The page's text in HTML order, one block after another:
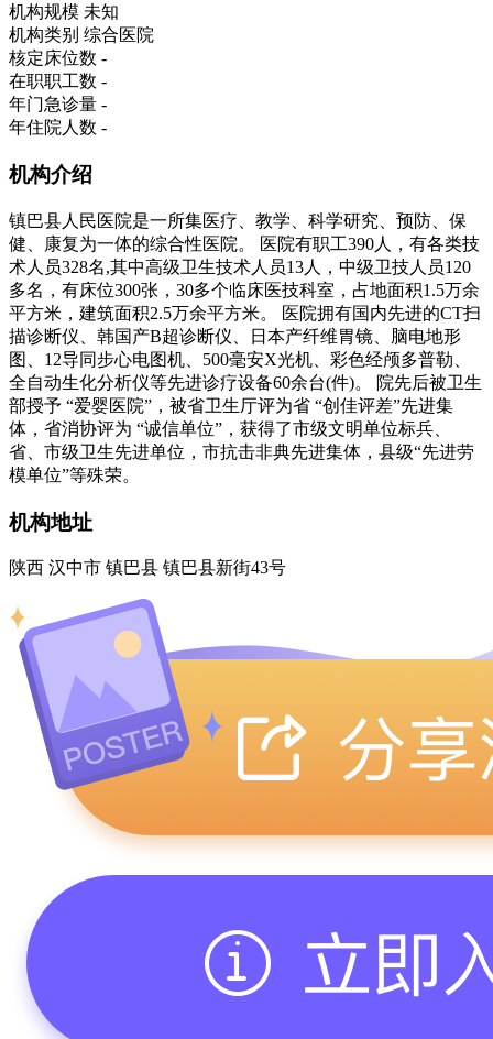
机构规模 未知
机构类别 综合医院
核定床位数 -
在职职工数 -
年门急诊量 -
年住院人数 -
机构介绍
镇巴县人民医院是一所集医疗、教学、科学研究、预防、保
健、康复为一体的综合性医院。 医院有职工390人，有各类技
术人员328名,其中高级卫生技术人员13人，中级卫技人员120
多名，有床位300张，30多个临床医技科室，占地面积1.5万余
平方米，建筑面积2.5万余平方米。 医院拥有国内先进的CT扫
描诊断仪、韩国产B超诊断仪、日本产纤维胃镜、脑电地形
图、12导同步心电图机、500毫安X光机、彩色经颅多普勒、
全自动生化分析仪等先进诊疗设备60余台(件)。 院先后被卫生
部授予 “爱婴医院”，被省卫生厅评为省 “创佳评差”先进集
体，省消协评为 “诚信单位”，获得了市级文明单位标兵、
省、市级卫生先进单位，市抗击非典先进集体，县级“先进劳
模单位”等殊荣。
机构地址
陕西 汉中市 镇巴县 镇巴县新街43号